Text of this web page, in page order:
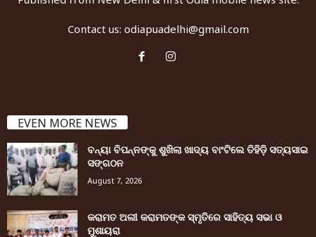
Contact us: odiapuadelhi@gmail.com
EVEN MORE NEWS
ବନ୍ୟା ବିପନ୍ନଙ୍କୁ ଶୁଖିଲା ଖାଦ୍ୟ ବାଂଟିଲେ ତିହିଡି଼ ସତ୍ୟସାଇ
ସଙ୍ଗଠନ
August 7, 2026
କରାମତ ଅଲୀ କରାମତଙ୍କ ସ୍ମୃତିରେ ସାହିତ୍ୟ ସଭା ଓ
ମୁଶାୟରା